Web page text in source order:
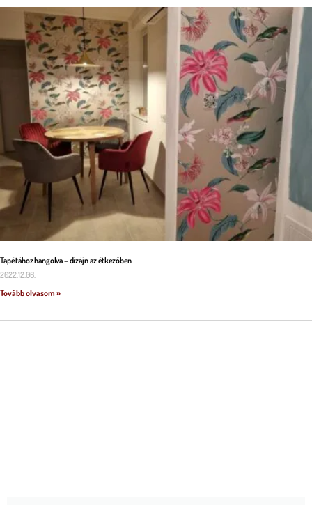
Tapétához hangolva – dizájn az étkezőben
2022.12.06.
Tovább olvasom »